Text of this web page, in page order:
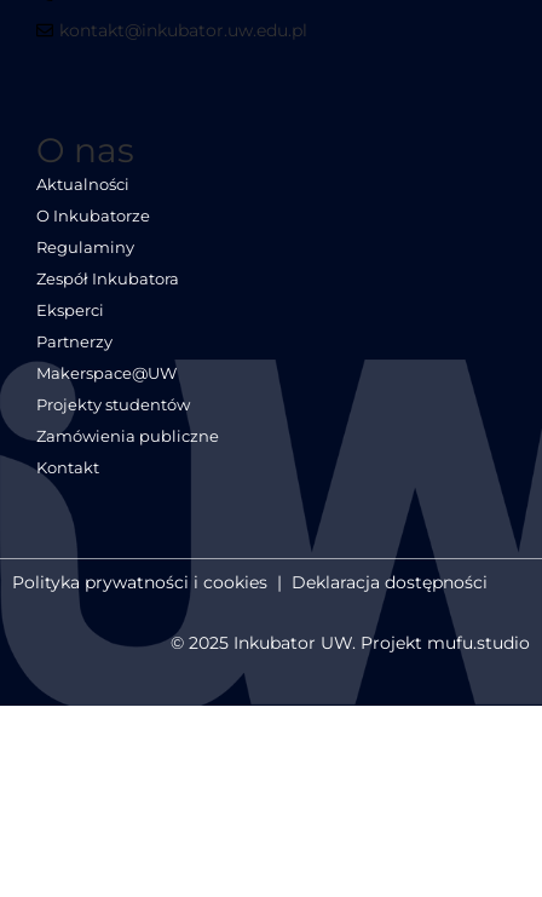
kontakt@inkubator.uw.edu.pl
O nas
Aktualności
O Inkubatorze
Regulaminy
Zespół Inkubatora
Eksperci
Partnerzy
Makerspace@UW
Projekty studentów
Zamówienia publiczne
Kontakt
Polityka prywatności i cookies | Deklaracja dostępności
© 2025 Inkubator UW. Projekt mufu.studio